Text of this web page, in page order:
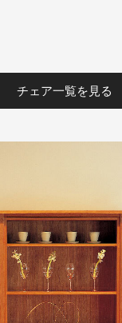
チェア一覧を見る